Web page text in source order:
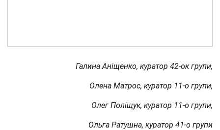
Галина Аніщенко, куратор 42-ок групи,
Олена Матрос, куратор 11-о групи,
Олег Поліщук, куратор 11-о групи,
Ольга Ратушна, куратор 41-о групи